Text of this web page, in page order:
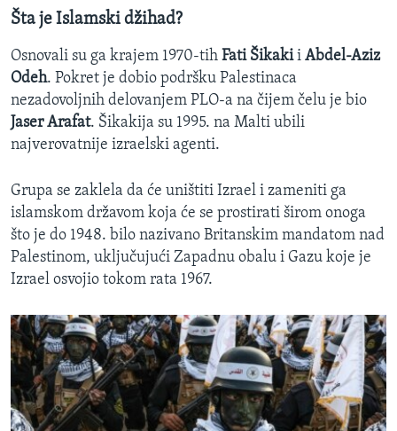
Šta je Islamski džihad?
Osnovali su ga krajem 1970-tih Fati Šikakii Abdel-Aziz
Odeh. Pokret je dobio podršku Palestinaca
nezadovoljnih delovanjem PLO-a na čijem čelu je bio
Jaser Arafat. Šikakija su 1995. na Malti ubili
najverovatnije izraelski agenti.
Grupa se zaklela da će uništiti Izrael i zameniti ga
islamskom državom koja će se prostirati širom onoga
što je do 1948. bilo nazivano Britanskim mandatom nad
Palestinom, uključujući Zapadnu obalu i Gazu koje je
Izrael osvojio tokom rata 1967.